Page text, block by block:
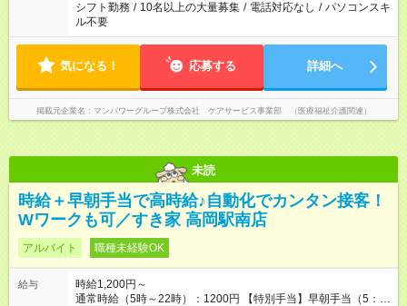
シフト勤務 / 10名以上の大量募集 / 電話対応なし / パソコンスキ
ル不要
気になる！ 応募する 詳細へ
掲載元企業名 マンパワーグループ株式会社 ケアサービス事業部 （医療福祉介護関連）
未読
時給＋早朝手当で高時給♪自動化でカンタン接客！
Wワークも可／すき家 高岡駅南店
アルバイト 職種未経験OK
給与
時給1,200円～
通常時給（5時～22時）：1200円 【特別手当】早朝手当（5：